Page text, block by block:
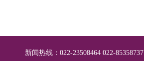
新闻热线：022-23508464 022-85358737